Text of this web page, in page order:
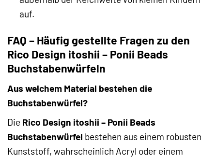
auf.
FAQ – Häufig gestellte Fragen zu den
Rico Design itoshii – Ponii Beads
Buchstabenwürfeln
Aus welchem Material bestehen die
Buchstabenwürfel?
Die Rico Design itoshii – Ponii Beads
Buchstabenwürfel bestehen aus einem robusten
Kunststoff, wahrscheinlich Acryl oder einem